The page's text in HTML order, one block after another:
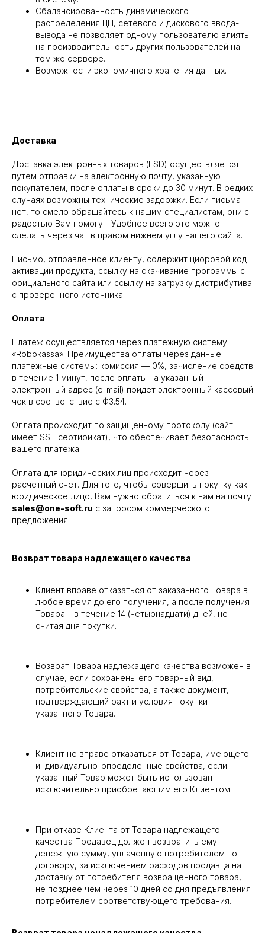
Сбалансированность динамического
распределения ЦП, сетевого и дискового ввода-
вывода не позволяет одному пользователю влиять
на производительность других пользователей на
том же сервере.
Возможности экономичного хранения данных.
Доставка
Доставка электронных товаров (ESD) осуществляется
путем отправки на электронную почту, указанную
покупателем, после оплаты в сроки до 30 минут. В редких
случаях возможны технические задержки. Если письма
нет, то смело обращайтесь к нашим специалистам, они с
радостью Вам помогут. Удобнее всего это можно
сделать через чат в правом нижнем углу нашего сайта.
Письмо, отправленное клиенту, содержит цифровой код
активации продукта, ссылку на скачивание программы с
официального сайта или ссылку на загрузку дистрибутива
с проверенного источника.
Оплата
Платеж осуществляется через платежную систему
«Robokassa». Преимущества оплаты через данные
платежные системы: комиссия — 0%, зачисление средств
в течение 1 минут, после оплаты на указанный
электронный адрес (e-mail) придет электронный кассовый
чек в соответствие с ФЗ.54.
Оплата происходит по защищенному протоколу (сайт
имеет SSL-сертификат), что обеспечивает безопасность
вашего платежа.
Оплата для юридических лиц происходит через
расчетный счет. Для того, чтобы совершить покупку как
юридическое лицо, Вам нужно обратиться к нам на почту
sales@one-soft.ru с запросом коммерческого
предложения.
Возврат товара надлежащего качества
Клиент вправе отказаться от заказанного Товара в
любое время до его получения, а после получения
Товара – в течение 14 (четырнадцати) дней, не
считая дня покупки.
Возврат Товара надлежащего качества возможен в
случае, если сохранены его товарный вид,
потребительские свойства, а также документ,
подтверждающий факт и условия покупки
указанного Товара.
Клиент не вправе отказаться от Товара, имеющего
индивидуально-определенные свойства, если
указанный Товар может быть использован
исключительно приобретающим его Клиентом.
При отказе Клиента от Товара надлежащего
качества Продавец должен возвратить ему
денежную сумму, уплаченную потребителем по
договору, за исключением расходов продавца на
доставку от потребителя возвращенного товара,
не позднее чем через 10 дней со дня предъявления
потребителем соответствующего требования.